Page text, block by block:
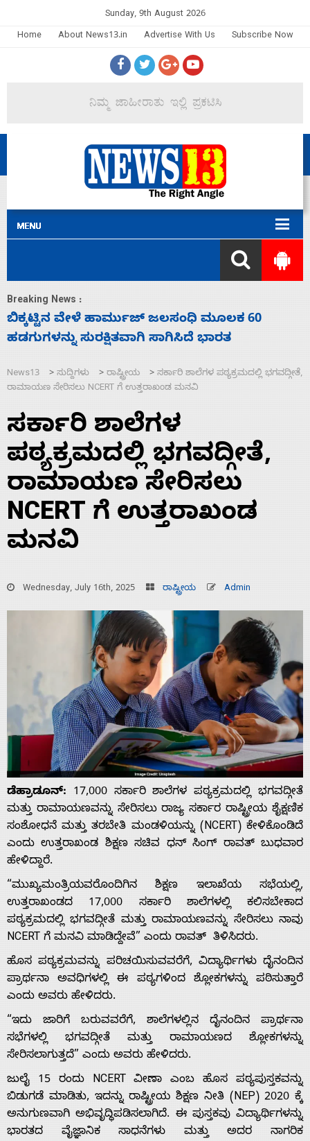
Sunday, 9th August 2026
Home
About News13.in Advertise With Us Subscribe Now
Breaking News :
ನಾಗೇಂದ್ರ ರಾಜೀನಾಮೆ ಕೊಡದಿದ್ದರೆ ಸದನ ನಡೆಸಲು
ಬಿಡೆವು: ಛಲವಾದಿ ನಾರಾಯಣಸ್ವಾಮಿ
Home
About
Us
News13 > ಸುದ್ದಿಗಳು > ರಾಷ್ಟ್ರೀಯ > ಸರ್ಕಾರಿ ಶಾಲೆಗಳ ಪಠ್ಯಕ್ರಮದಲ್ಲಿ ಭಗವದ್ಗೀತೆ,
ರಾಮಾಯಣ ಸೇರಿಸಲು NCERT ಗೆ ಉತ್ತರಾಖಂಡ ಮನವಿ
ಸರ್ಕಾರಿ ಶಾಲೆಗಳ
ಪಠ್ಯಕ್ರಮದಲ್ಲಿ ಭಗವದ್ಗೀತೆ,
ರಾಮಾಯಣ ಸೇರಿಸಲು
NCERT ಗೆ ಉತ್ತರಾಖಂಡ
ಮನವಿ
Wednesday, July 16th, 2025 ರಾಷ್ಟ್ರೀಯ Admin
ಡೆಹ್ರಾಡೂನ್: 17,000 ಸರ್ಕಾರಿ ಶಾಲೆಗಳ ಪಠ್ಯಕ್ರಮದಲ್ಲಿ ಭಗವದ್ಗೀತೆ
ಮತ್ತು ರಾಮಾಯಣವನ್ನು ಸೇರಿಸಲು ರಾಜ್ಯ ಸರ್ಕಾರ ರಾಷ್ಟ್ರೀಯ ಶೈಕ್ಷಣಿಕ
ಸಂಶೋಧನೆ ಮತ್ತು ತರಬೇತಿ ಮಂಡಳಿಯನ್ನು (NCERT) ಕೇಳಿಕೊಂಡಿದೆ
ಎಂದು ಉತ್ತರಾಖಂಡ ಶಿಕ್ಷಣ ಸಚಿವ ಧನ್ ಸಿಂಗ್ ರಾವತ್ ಬುಧವಾರ
ಹೇಳಿದ್ದಾರೆ.
“ಮುಖ್ಯಮಂತ್ರಿಯವರೊಂದಿಗಿನ ಶಿಕ್ಷಣ ಇಲಾಖೆಯ ಸಭೆಯಲ್ಲಿ,
ಉತ್ತರಾಖಂಡದ 17,000 ಸರ್ಕಾರಿ ಶಾಲೆಗಳಲ್ಲಿ ಕಲಿಸಬೇಕಾದ
ಪಠ್ಯಕ್ರಮದಲ್ಲಿ ಭಗವದ್ಗೀತೆ ಮತ್ತು ರಾಮಾಯಣವನ್ನು ಸೇರಿಸಲು ನಾವು
NCERT ಗೆ ಮನವಿ ಮಾಡಿದ್ದೇವೆ” ಎಂದು ರಾವತ್ ತಿಳಿಸಿದರು.
ಹೊಸ ಪಠ್ಯಕ್ರಮವನ್ನು ಪರಿಚಯಿಸುವವರೆಗೆ, ವಿದ್ಯಾರ್ಥಿಗಳು ದೈನಂದಿನ
ಪ್ರಾರ್ಥನಾ ಅವಧಿಗಳಲ್ಲಿ ಈ ಪಠ್ಯಗಳಿಂದ ಶ್ಲೋಕಗಳನ್ನು ಪಠಿಸುತ್ತಾರೆ
ಎಂದು ಅವರು ಹೇಳಿದರು.
“ಇದು ಜಾರಿಗೆ ಬರುವವರೆಗೆ, ಶಾಲೆಗಳಲ್ಲಿನ ದೈನಂದಿನ ಪ್ರಾರ್ಥನಾ
ಸಭೆಗಳಲ್ಲಿ ಭಗವದ್ಗೀತೆ ಮತ್ತು ರಾಮಾಯಣದ ಶ್ಲೋಕಗಳನ್ನು
ಸೇರಿಸಲಾಗುತ್ತದೆ” ಎಂದು ಅವರು ಹೇಳಿದರು.
ಜುಲೈ 15 ರಂದು NCERT ವೀಣಾ ಎಂಬ ಹೊಸ ಪಠ್ಯಪುಸ್ತಕವನ್ನು
ಬಿಡುಗಡೆ ಮಾಡಿತು, ಇದನ್ನು ರಾಷ್ಟ್ರೀಯ ಶಿಕ್ಷಣ ನೀತಿ (NEP) 2020 ಕ್ಕೆ
ಅನುಗುಣವಾಗಿ ಅಭಿವೃದ್ಧಿಪಡಿಸಲಾಗಿದೆ. ಈ ಪುಸ್ತಕವು ವಿದ್ಯಾರ್ಥಿಗಳನ್ನು
ಭಾರತದ ವೈಜ್ಞಾನಿಕ ಸಾಧನೆಗಳು ಮತ್ತು ಅದರ ನಾಗರಿಕ